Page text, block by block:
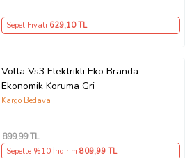
Sepet Fiyatı 629,10 TL
Volta Vs3 Elektrikli Eko Branda
Ekonomik Koruma Gri
Kargo Bedava
899,99 TL
Sepette %10 İndirim 809,99 TL